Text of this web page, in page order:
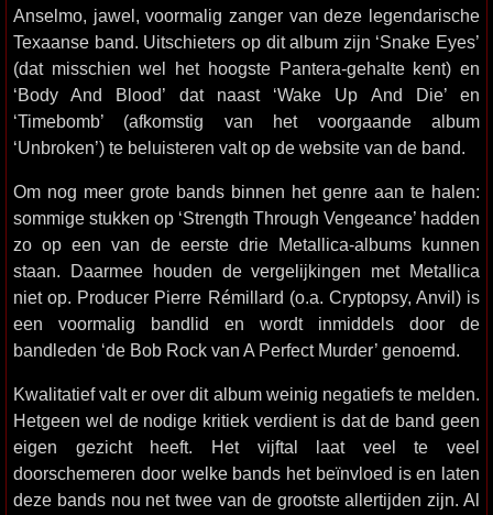
Anselmo, jawel, voormalig zanger van deze legendarische
Texaanse band. Uitschieters op dit album zijn ‘Snake Eyes’
(dat misschien wel het hoogste Pantera-gehalte kent) en
‘Body And Blood’ dat naast ‘Wake Up And Die’ en
‘Timebomb’ (afkomstig van het voorgaande album
‘Unbroken’) te beluisteren valt op de website van de band.
Om nog meer grote bands binnen het genre aan te halen:
sommige stukken op ‘Strength Through Vengeance’ hadden
zo op een van de eerste drie Metallica-albums kunnen
staan. Daarmee houden de vergelijkingen met Metallica
niet op. Producer Pierre Rémillard (o.a. Cryptopsy, Anvil) is
een voormalig bandlid en wordt inmiddels door de
bandleden ‘de Bob Rock van A Perfect Murder’ genoemd.
Kwalitatief valt er over dit album weinig negatiefs te melden.
Hetgeen wel de nodige kritiek verdient is dat de band geen
eigen gezicht heeft. Het vijftal laat veel te veel
doorschemeren door welke bands het beïnvloed is en laten
deze bands nou net twee van de grootste allertijden zijn. Al